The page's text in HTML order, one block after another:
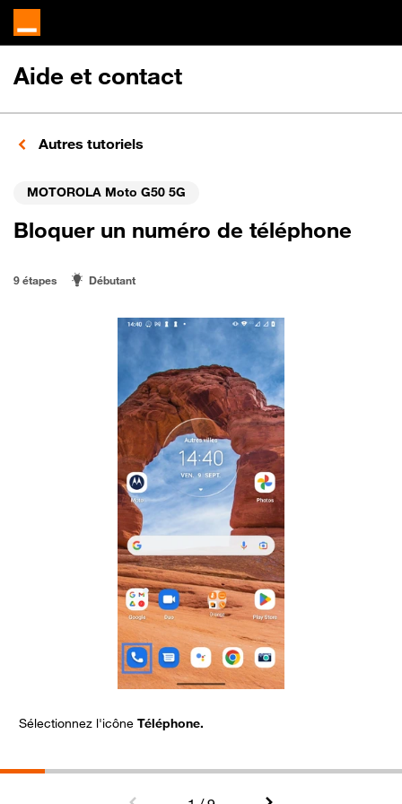
Aide et contact
Autres tutoriels
MOTOROLA Moto G50 5G
Bloquer un numéro de téléphone
9 étapes Débutant
Sélectionnez l'icône Téléphone.